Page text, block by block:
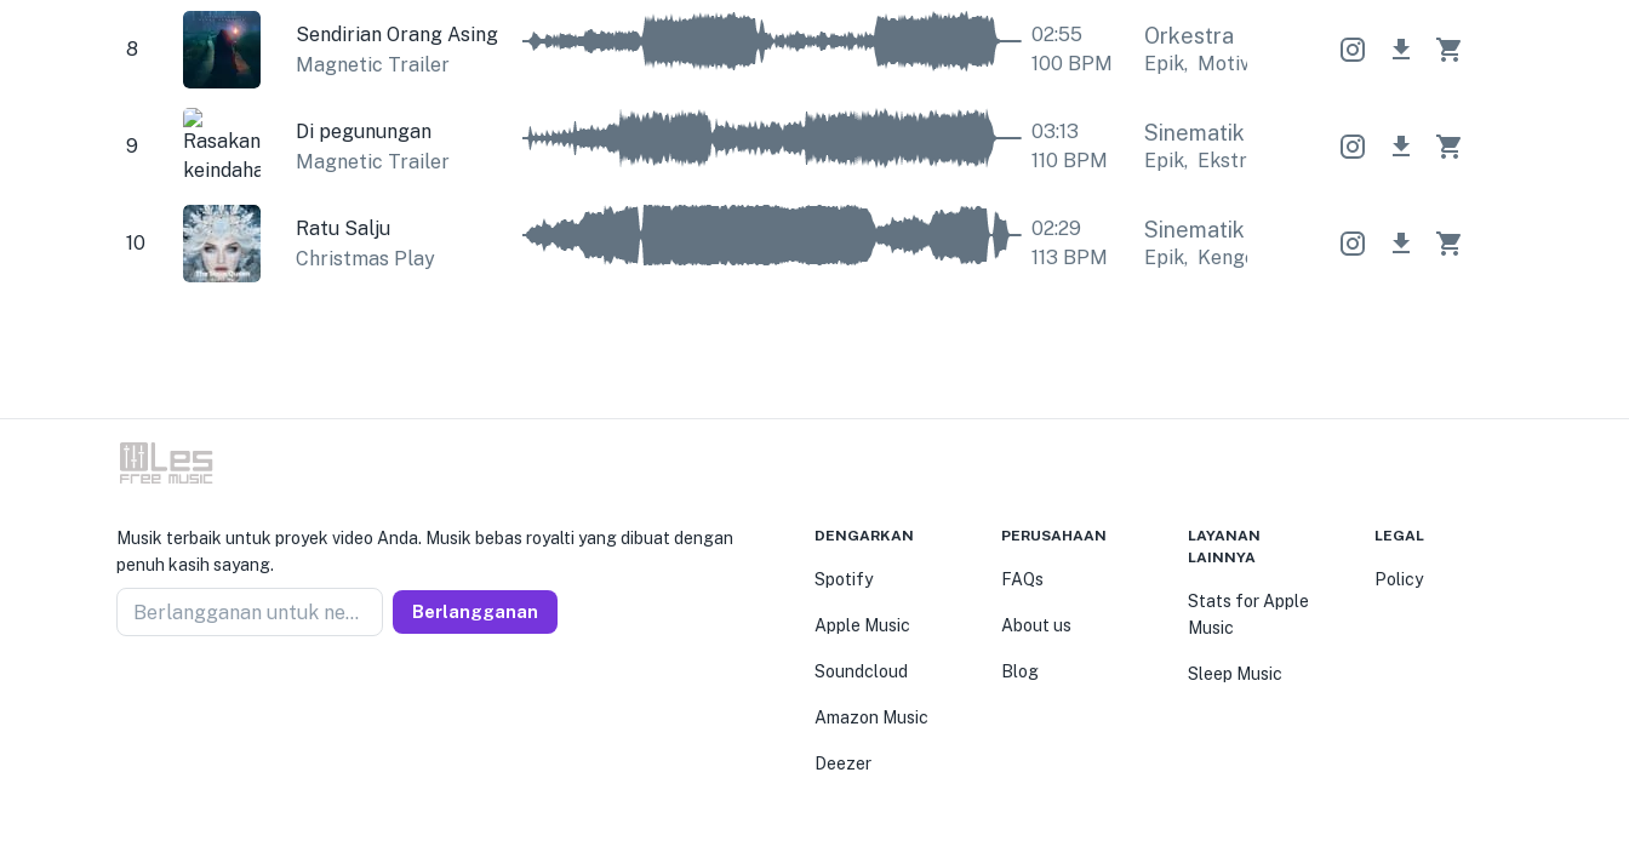
8
Sendirian Orang Asing
Magnetic Trailer
02:55
100 BPM
Orkestra
Epik, Motivasi Motivasi Epik
9
Di pegunungan
Magnetic Trailer
03:13
110 BPM
Sinematik Sinematik Sinematik
Epik, Ekstrim Ekstrim Epik
10
Ratu Salju
Christmas Play
02:29
113 BPM
Sinematik Sinematik Sinematik
Epik, Kengerian Epik, Kengerian
Musik terbaik untuk proyek video Anda. Musik bebas royalti yang dibuat dengan
penuh kasih sayang.
Berlangganan untuk newseller Berlangganan
DENGARKAN
Spotify
Apple Music
Soundcloud
Amazon Music
Deezer
PERUSAHAAN
FAQs
About us
Blog
LAYANAN
LAINNYA
Stats for Apple
Music
Sleep Music
LEGAL
Policy